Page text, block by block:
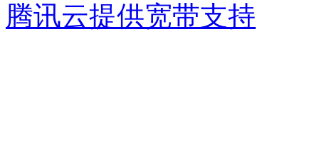
腾讯云提供宽带支持